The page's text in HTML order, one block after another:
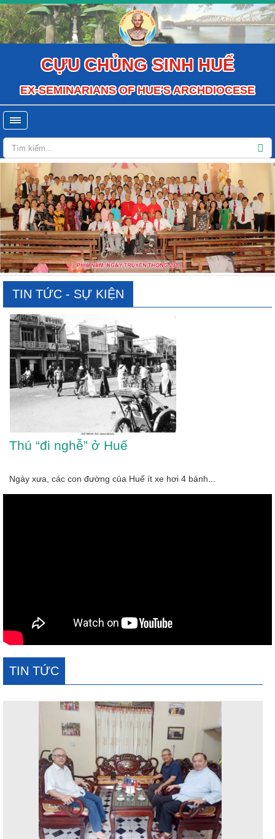
CỰU CHỦNG SINH HUẾ
EX-SEMINARIANS OF HUE'S ARCHDIOCESE
TIN TỨC - SỰ KIỆN
Thú “đi nghễ” ở Huế
Ngày xưa, các con đường của Huế ít xe hơi 4 bánh...
TIN TỨC